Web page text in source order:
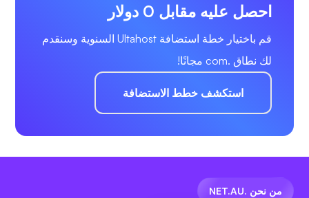
احصل عليه مقابل 0 دولار
قم باختيار خطة استضافة Ultahost السنوية وسنقدم
لك نطاق .com مجانًا!
استكشف خطط الاستضافة
من نحن .NET.AU